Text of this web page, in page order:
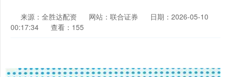
来源：全胜达配资 网站：联合证券
日期：2026-05-10
00:17:34
查看：155